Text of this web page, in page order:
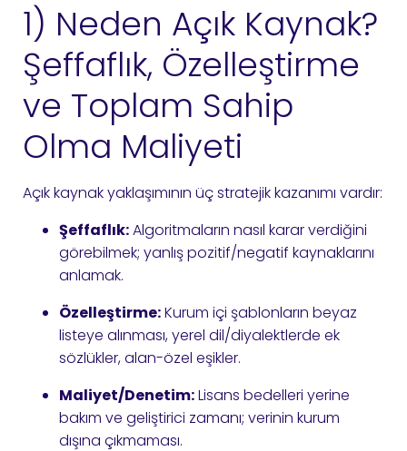
1) Neden Açık Kaynak?
Şeffaflık, Özelleştirme
ve Toplam Sahip
Olma Maliyeti
Açık kaynak yaklaşımının üç stratejik kazanımı vardır:
Şeffaflık:Algoritmaların nasıl karar verdiğini
görebilmek; yanlış pozitif/negatif kaynaklarını
anlamak.
Özelleştirme:Kurum içi şablonların beyaz
listeye alınması, yerel dil/diyalektlerde ek
sözlükler, alan-özel eşikler.
Maliyet/Denetim:Lisans bedelleri yerine
bakım ve geliştirici zamanı; verinin kurum
dışına çıkmaması.